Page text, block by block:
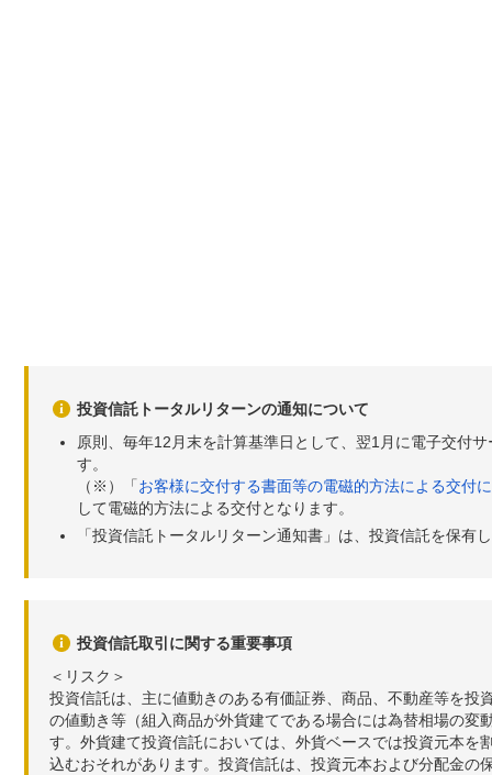
投資信託トータルリターンの通知について
原則、毎年12月末を計算基準日として、翌1月に電子交付
す。
（※）「お客様に交付する書面等の電磁的方法による交付
して電磁的方法による交付となります。
「投資信託トータルリターン通知書」は、投資信託を保有
投資信託取引に関する重要事項
＜リスク＞
投資信託は、主に値動きのある有価証券、商品、不動産等を
の値動き等（組入商品が外貨建てである場合には為替相場の
す。外貨建て投資信託においては、外貨ベースでは投資元本
込むおそれがあります。投資信託は、投資元本および分配金の